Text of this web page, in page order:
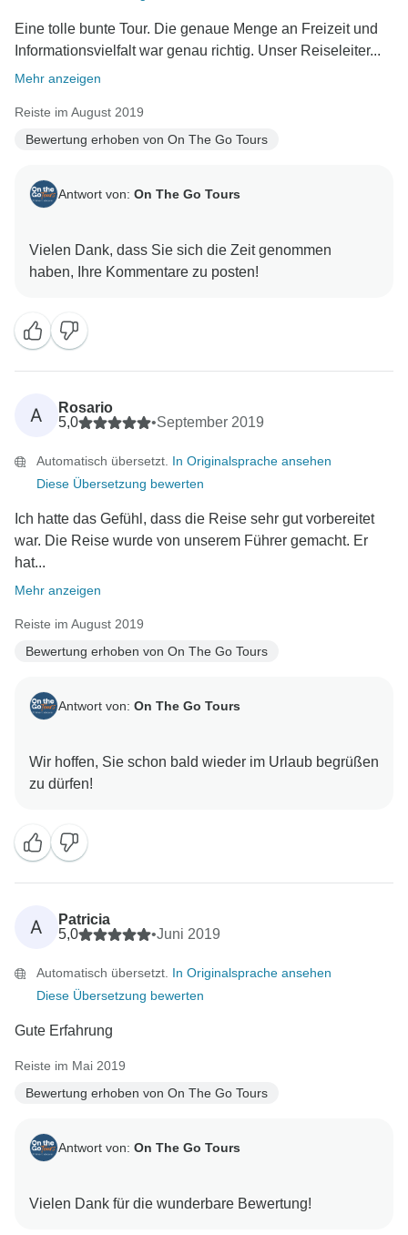
Eine tolle bunte Tour. Die genaue Menge an Freizeit und
Informationsvielfalt war genau richtig. Unser Reiseleiter...
Mehr anzeigen
Reiste im August 2019
Bewertung erhoben von On The Go Tours
Antwort von: On The Go Tours
Vielen Dank, dass Sie sich die Zeit genommen
A
Rosario
5,0
•September 2019
Automatisch übersetzt. In Originalsprache ansehen
Diese Übersetzung bewerten
Ich hatte das Gefühl, dass die Reise sehr gut vorbereitet
war. Die Reise wurde von unserem Führer gemacht. Er
hat...
Mehr anzeigen
Reiste im August 2019
Bewertung erhoben von On The Go Tours
Antwort von: On The Go Tours
Wir hoffen, Sie schon bald wieder im Urlaub begrüßen
A
Patricia
5,0
•Juni 2019
Automatisch übersetzt. In Originalsprache ansehen
Diese Übersetzung bewerten
Gute Erfahrung
Reiste im Mai 2019
Bewertung erhoben von On The Go Tours
Antwort von: On The Go Tours